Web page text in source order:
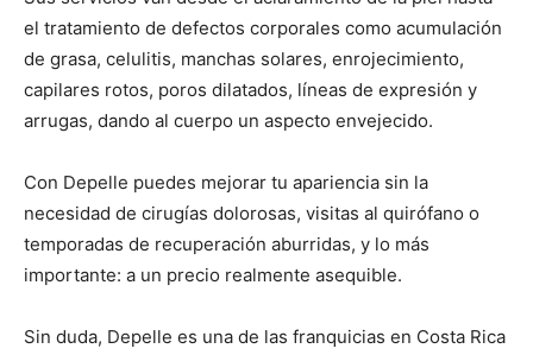
el tratamiento de defectos corporales como acumulación
de grasa, celulitis, manchas solares, enrojecimiento,
capilares rotos, poros dilatados, líneas de expresión y
arrugas, dando al cuerpo un aspecto envejecido.
Con Depelle puedes mejorar tu apariencia sin la
necesidad de cirugías dolorosas, visitas al quirófano o
temporadas de recuperación aburridas, y lo más
importante: a un precio realmente asequible.
Sin duda, Depelle es una de las franquicias en Costa Rica